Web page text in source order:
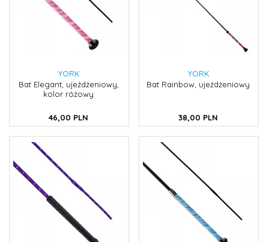
YORK
Bat Elegant, ujeżdżeniowy,
kolor różowy
46,00 PLN
YORK
Bat Rainbow, ujeżdżeniowy
38,00 PLN